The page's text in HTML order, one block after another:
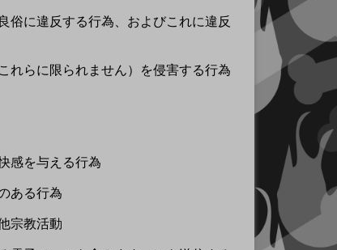
俗に違反する行為、およびこれに違反
れらに限られません）を侵害する行為
感を与える行為
ある行為
宗教活動